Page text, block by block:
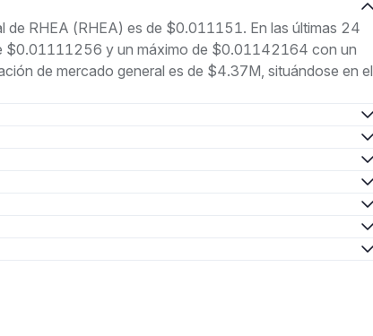
RHEA (RHEA) es de $0.011151. En las últimas 24
$0.01111256 y un máximo de $0.01142164 con un
de mercado general es de $4.37M, situándose en el